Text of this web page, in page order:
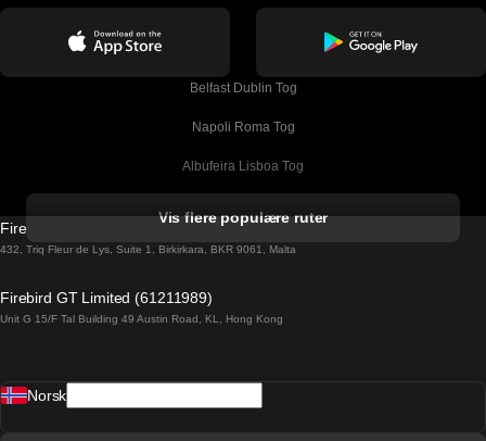
Belfast Dublin Tog
Napoli Roma Tog
Albufeira Lisboa Tog
Barcelona Madrid Tog
Barcelona Sevilla Tog
Vis flere populære ruter
Firebird GT Limited (OC 1451)
432, Triq Fleur de Lys, Suite 1, Birkirkara, BKR 9061, Malta
Firebird GT Limited (61211989)
Unit G 15/F Tal Building 49 Austin Road, KL, Hong Kong
Norsk